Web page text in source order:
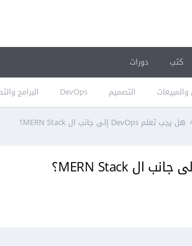
التصميم DevOps البرامج
كتب دورات
هل يجب تعلم DevOps إلى جانب ال MERN Stack؟